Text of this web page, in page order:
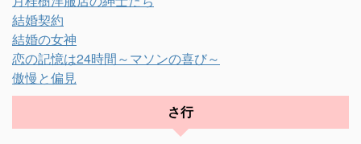
結婚契約
結婚の女神
恋の記憶は24時間～マソンの喜び～
傲慢と偏見
さ行